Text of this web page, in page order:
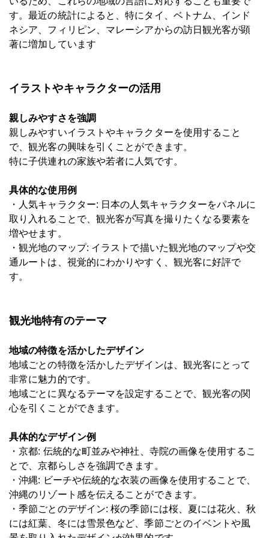
す。最近の統計によると、特にタイ、ベトナム、インド
ネシア、フィリピン、マレーシアからの訪日観光客が顕
著に増加しています
イラストやキャラクターの活用
親しみやすさを強調
親しみやすいイラストやキャラクターを使用すること
で、観光客の興味を引くことができます。
特に子供連れの家族や若者に人気です。
具体的な使用例
・人気キャラクター: 日本の人気キャラクターをパネルに
取り入れることで、観光客が写真を撮りたくなる要素を
増やせます。
・観光地のマップ: イラストで描いた観光地のマップや交
通ルートは、視覚的にわかりやすく、観光客に好評で
す。
観光地特有のテーマ
地域の特徴を活かしたデザイン
地域ごとの特徴を活かしたデザインは、観光客にとって
非常に魅力的です。
地域ごとに異なるテーマを設定することで、観光客の関
心を引くことができます。
具体的なデザイン例
・京都: 伝統的な町並みや神社、寺院の画像を使用するこ
とで、京都らしさを強調できます。
・沖縄: ビーチや伝統的な衣装の画像を使用することで、
沖縄のリゾート感を伝えることができます。
・季節ごとのデザイン: 桜の季節には桜、夏には花火、秋
には紅葉、冬には雪景色など、季節ごとのイベントや風